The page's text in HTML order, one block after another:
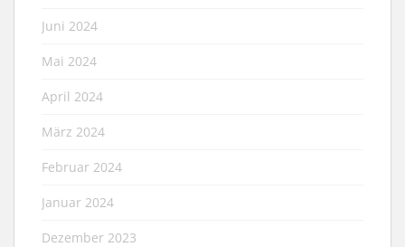
Juni 2024
Mai 2024
April 2024
März 2024
Februar 2024
Januar 2024
Dezember 2023